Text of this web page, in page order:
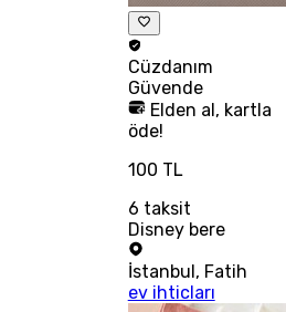
Cüzdanım
Güvende
Elden al, kartla
öde!
100 TL
6 taksit
Disney bere
İstanbul , Fatih
ev ihticları